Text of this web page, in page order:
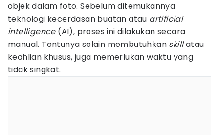
objek dalam foto. Sebelum ditemukannya
teknologi kecerdasan buatan atau artificial
intelligence(AI), proses ini dilakukan secara
manual. Tentunya selain membutuhkan skillatau
keahlian khusus, juga memerlukan waktu yang
tidak singkat.